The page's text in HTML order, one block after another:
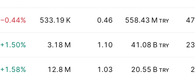
−0.44% 533.19 K 0.46 558.43 M TRY
+1.50% 3.18 M 1.10 41.08 B TRY
+1.58% 12.8 M 1.03 20.55 B TRY